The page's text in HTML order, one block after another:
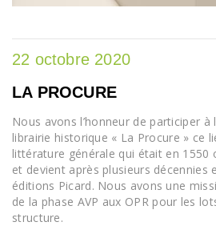
22 octobre 2020
LA PROCURE
Nous avons l’honneur de participer
librairie historique « La Procure » ce
littérature générale qui était en 1550
et devient après plusieurs décennies
éditions Picard. Nous avons une
de la phase AVP aux OPR pour les
structure.